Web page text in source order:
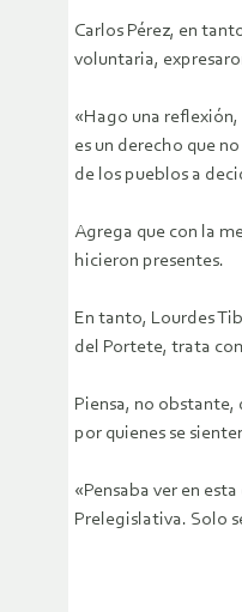
Carlos Pérez, en
voluntaria,
«Hago una
es un derecho que
de los pueblos a
Agrega que con la
hicieron presentes.
En tanto, Lourdes
del Portete, trata
Piensa, no
por quienes se
«Pensaba ver en
Prelegislativa. Solo